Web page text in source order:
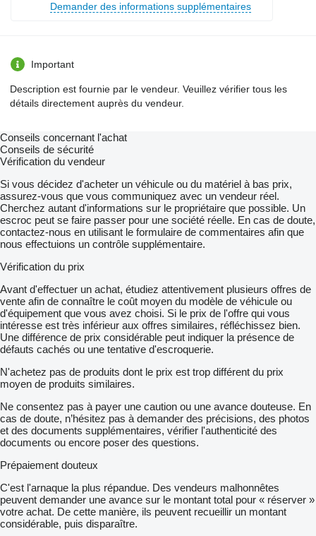
Demander des informations supplémentaires
Important
Description est fournie par le vendeur. Veuillez vérifier tous les
détails directement auprès du vendeur.
Conseils concernant l'achat
Conseils de sécurité
Vérification du vendeur
Si vous décidez d'acheter un véhicule ou du matériel à bas prix,
assurez-vous que vous communiquez avec un vendeur réel.
Cherchez autant d'informations sur le propriétaire que possible. Un
escroc peut se faire passer pour une société réelle. En cas de doute,
contactez-nous en utilisant le formulaire de commentaires afin que
nous effectuions un contrôle supplémentaire.
Vérification du prix
Avant d'effectuer un achat, étudiez attentivement plusieurs offres de
vente afin de connaître le coût moyen du modèle de véhicule ou
d'équipement que vous avez choisi. Si le prix de l'offre qui vous
intéresse est très inférieur aux offres similaires, réfléchissez bien.
Une différence de prix considérable peut indiquer la présence de
défauts cachés ou une tentative d'escroquerie.
N'achetez pas de produits dont le prix est trop différent du prix
moyen de produits similaires.
Ne consentez pas à payer une caution ou une avance douteuse. En
cas de doute, n’hésitez pas à demander des précisions, des photos
et des documents supplémentaires, vérifier l'authenticité des
documents ou encore poser des questions.
Prépaiement douteux
C'est l'arnaque la plus répandue. Des vendeurs malhonnêtes
peuvent demander une avance sur le montant total pour « réserver »
votre achat. De cette manière, ils peuvent recueillir un montant
considérable, puis disparaître.